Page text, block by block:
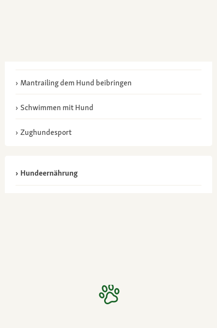
Mantrailing dem Hund beibringen
Schwimmen mit Hund
Zughundesport
Hundeernährung